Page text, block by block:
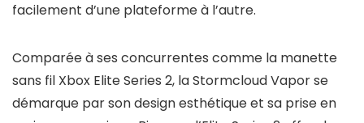
facilement d’une plateforme à l’autre.
Comparée à ses concurrentes comme la manette
sans fil Xbox Elite Series 2, la Stormcloud Vapor se
démarque par son design esthétique et sa prise en